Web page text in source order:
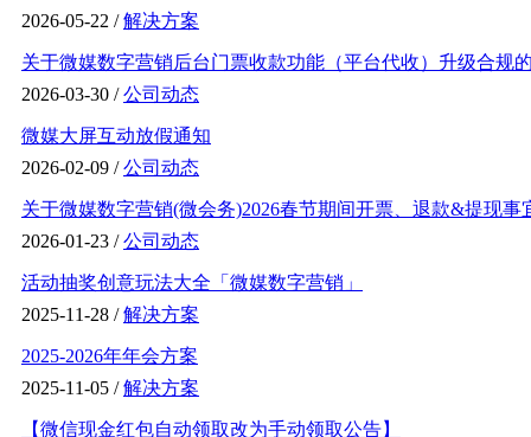
2026-05-22 /解决方案
关于微媒数字营销后台门票收款功能（平台代收）升级合规
2026-03-30 /公司动态
微媒大屏互动放假通知
2026-02-09 /公司动态
关于微媒数字营销(微会务)2026春节期间开票、退款&提现事
2026-01-23 /公司动态
活动抽奖创意玩法大全「微媒数字营销」
2025-11-28 /解决方案
2025-2026年年会方案
2025-11-05 /解决方案
【微信现金红包自动领取改为手动领取公告】